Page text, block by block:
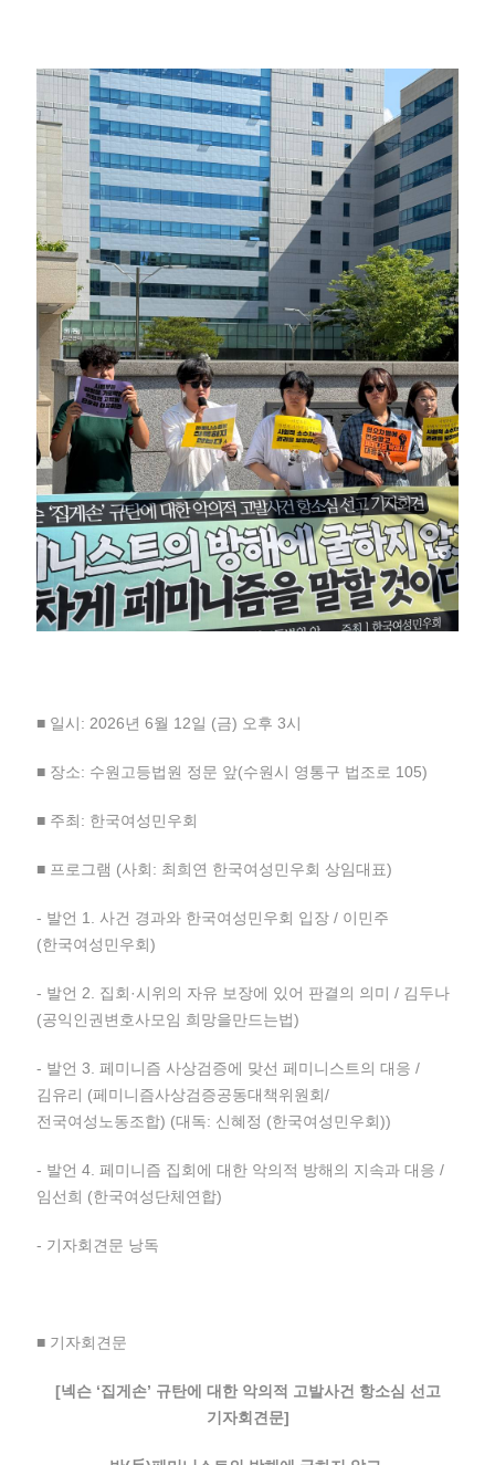
■ 일시: 2026년 6월 12일 (금) 오후 3시
■ 장소: 수원고등법원 정문 앞(수원시 영통구 법조로 105)
■ 주최: 한국여성민우회
■ 프로그램 (사회: 최희연 한국여성민우회 상임대표)
- 발언 1. 사건 경과와 한국여성민우회 입장 / 이민주
(한국여성민우회)
- 발언 2. 집회·시위의 자유 보장에 있어 판결의 의미 / 김두나
(공익인권변호사모임 희망을만드는법)
- 발언 3. 페미니즘 사상검증에 맞선 페미니스트의 대응 /
김유리 (페미니즘사상검증공동대책위원회/
전국여성노동조합) (대독: 신혜정 (한국여성민우회))
- 발언 4. 페미니즘 집회에 대한 악의적 방해의 지속과 대응 /
임선희 (한국여성단체연합)
- 기자회견문 낭독
■ 기자회견문
[넥슨 ‘집게손’ 규탄에 대한 악의적 고발사건 항소심 선고
기자회견문]